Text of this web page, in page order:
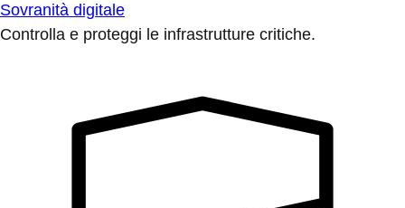
Sovranità digitale
Controlla e proteggi le infrastrutture critiche.